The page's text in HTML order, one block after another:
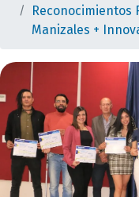
Reconocimientos
Manizales +